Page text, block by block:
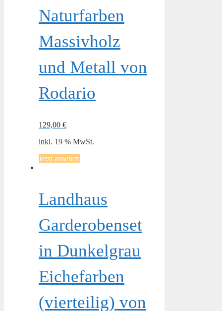
Naturfarben
Massivholz
und Metall von
Rodario
129,00 €
inkl. 19 % MwSt.
Jetzt ansehen
Landhaus
Garderobenset
in Dunkelgrau
Eichefarben
(vierteilig) von